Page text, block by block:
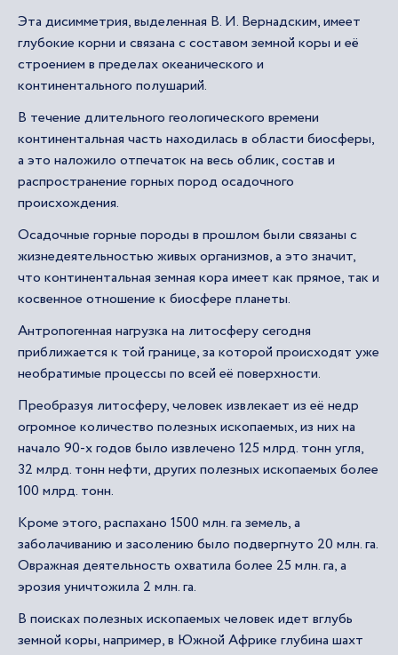
Эта дисимметрия, выделенная В. И. Вернадским, имеет
глубокие корни и связана с составом земной коры и её
строением в пределах океанического и
континентального полушарий.
В течение длительного геологического времени
континентальная часть находилась в области биосферы,
а это наложило отпечаток на весь облик, состав и
распространение горных пород осадочного
происхождения.
Осадочные горные породы в прошлом были связаны с
жизнедеятельностью живых организмов, а это значит,
что континентальная земная кора имеет как прямое, так и
косвенное отношение к биосфере планеты.
Антропогенная нагрузка на литосферу сегодня
приближается к той границе, за которой происходят уже
необратимые процессы по всей её поверхности.
Преобразуя литосферу, человек извлекает из её недр
огромное количество полезных ископаемых, из них на
начало 90-х годов было извлечено 125 млрд. тонн угля,
32 млрд. тонн нефти, других полезных ископаемых более
100 млрд. тонн.
Кроме этого, распахано 1500 млн. га земель, а
заболачиванию и засолению было подвергнуто 20 млн. га.
Овражная деятельность охватила более 25 млн. га, а
эрозия уничтожила 2 млн. га.
В поисках полезных ископаемых человек идет вглубь
земной коры, например, в Южной Африке глубина шахт